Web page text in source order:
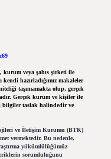
veya şahıs şirketi ile
hazırladığımız makaleler
taşımamakta olup, gerçek
Gerçek kurum ve kişiler ile
bilgiler taslak halindedir ve
ve İletişim Kurumu (BTK)
vermektedir. Bu nedenle,
yükümlülüğümüz
sorumluluğunu